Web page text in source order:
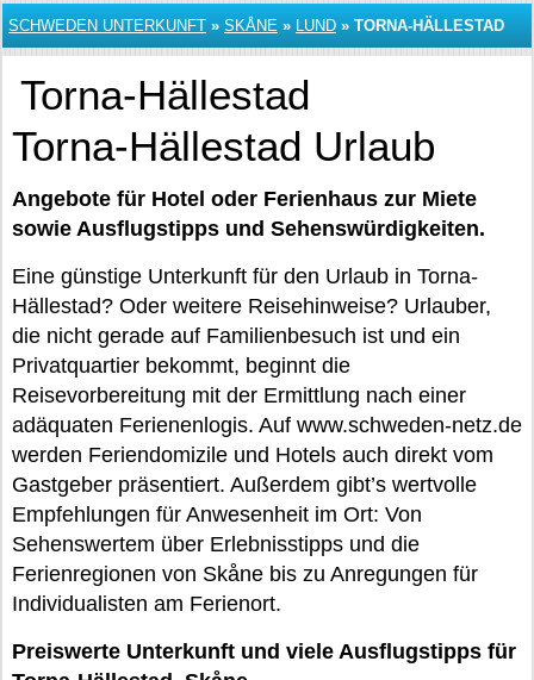
SCHWEDEN UNTERKUNFT » SKÅNE » LUND » TORNA-HÄLLESTAD
Torna-Hällestad
Torna-Hällestad Urlaub
Angebote für Hotel oder Ferienhaus zur Miete
sowie Ausflugstipps und Sehenswürdigkeiten.
Eine günstige Unterkunft für den Urlaub in Torna-
Hällestad? Oder weitere Reisehinweise? Urlauber,
die nicht gerade auf Familienbesuch ist und ein
Privatquartier bekommt, beginnt die
Reisevorbereitung mit der Ermittlung nach einer
adäquaten Ferienenlogis. Auf www.schweden-netz.de
werden Feriendomizile und Hotels auch direkt vom
Gastgeber präsentiert. Außerdem gibt’s wertvolle
Empfehlungen für Anwesenheit im Ort: Von
Sehenswertem über Erlebnisstipps und die
Ferienregionen von Skåne bis zu Anregungen für
Individualisten am Ferienort.
Preiswerte Unterkunft und viele Ausflugstipps für